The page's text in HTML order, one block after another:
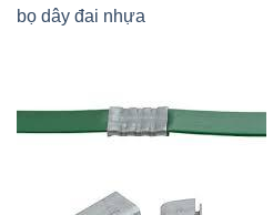
bọ dây đai nhựa